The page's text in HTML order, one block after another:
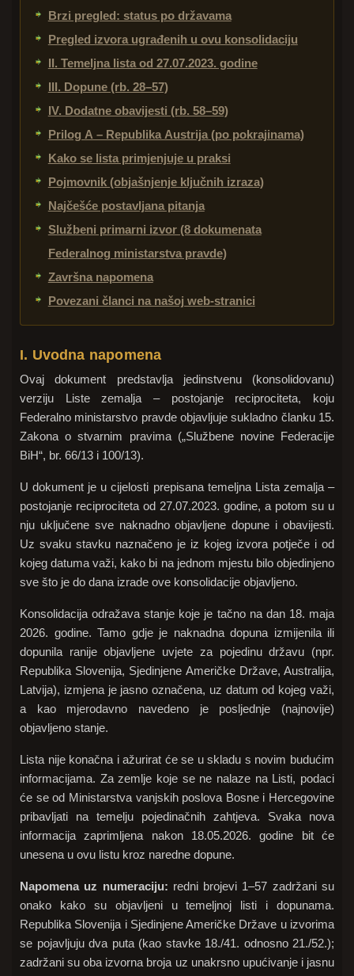
Brzi pregled: status po državama
Pregled izvora ugrađenih u ovu konsolidaciju
II. Temeljna lista od 27.07.2023. godine
III. Dopune (rb. 28–57)
IV. Dodatne obavijesti (rb. 58–59)
Prilog A – Republika Austrija (po pokrajinama)
Kako se lista primjenjuje u praksi
Pojmovnik (objašnjenje ključnih izraza)
Najčešće postavljana pitanja
Službeni primarni izvor (8 dokumenata
Federalnog ministarstva pravde)
Završna napomena
Povezani članci na našoj web-stranici
I. Uvodna napomena
Ovaj dokument predstavlja jedinstvenu (konsolidovanu)
verziju Liste zemalja – postojanje reciprociteta, koju
Federalno ministarstvo pravde objavljuje sukladno članku 15.
Zakona o stvarnim pravima („Službene novine Federacije
BiH“, br. 66/13 i 100/13).
U dokument je u cijelosti prepisana temeljna Lista zemalja –
postojanje reciprociteta od 27.07.2023. godine, a potom su u
nju uključene sve naknadno objavljene dopune i obavijesti.
Uz svaku stavku naznačeno je iz kojeg izvora potječe i od
kojeg datuma važi, kako bi na jednom mjestu bilo objedinjeno
sve što je do dana izrade ove konsolidacije objavljeno.
Konsolidacija odražava stanje koje je tačno na dan 18. maja
2026. godine. Tamo gdje je naknadna dopuna izmijenila ili
dopunila ranije objavljene uvjete za pojedinu državu (npr.
Republika Slovenija, Sjedinjene Američke Države, Australija,
Latvija), izmjena je jasno označena, uz datum od kojeg važi,
a kao mjerodavno navedeno je posljednje (najnovije)
objavljeno stanje.
Lista nije konačna i ažurirat će se u skladu s novim budućim
informacijama. Za zemlje koje se ne nalaze na Listi, podaci
će se od Ministarstva vanjskih poslova Bosne i Hercegovine
pribavljati na temelju pojedinačnih zahtjeva. Svaka nova
informacija zaprimljena nakon 18.05.2026. godine bit će
unesena u ovu listu kroz naredne dopune.
Napomena uz numeraciju: redni brojevi 1–57 zadržani su
onako kako su objavljeni u temeljnoj listi i dopunama.
Republika Slovenija i Sjedinjene Američke Države u izvorima
se pojavljuju dva puta (kao stavke 18./41. odnosno 21./52.);
zadržani su oba izvorna broja uz unakrsno upućivanje i jasnu